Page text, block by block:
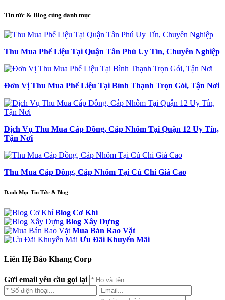
Tin tức & Blog cùng danh mục
Thu Mua Phế Liệu Tại Quận Tân Phú Uy Tín, Chuyên Nghiệp
Đơn Vị Thu Mua Phế Liệu Tại Bình Thạnh Trọn Gói, Tận Nơi
Dịch Vụ Thu Mua Cáp Đồng, Cáp Nhôm Tại Quận 12 Uy Tín,
Tận Nơi
Thu Mua Cáp Đồng, Cáp Nhôm Tại Củ Chi Giá Cao
Danh Mục Tin Tức & Blog
Blog Cơ Khí
Blog Xây Dựng
Mua Bán Rao Vặt
Ưu Đãi Khuyến Mãi
Liên Hệ Bảo Khang Corp
Gửi email yêu cầu gọi lại